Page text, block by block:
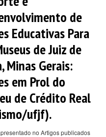
de
Educativas Para
de Juiz de
Minas Gerais:
em Prol do
de Crédito Real
ufjf).
no Artigos publicados